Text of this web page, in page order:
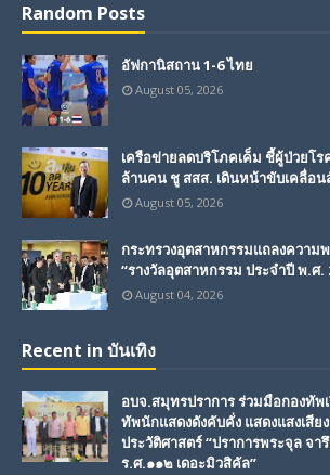
Random Posts
อัฟกานิสถาน 1-6 ไทย
August 05, 2026
เครือข่ายลดบริโภคเค็ม ชี้ผู้ป่วยโร
ล้านคน ชู สสส. เดินหน้าขับเคลื่อน
August 05, 2026
กระทรวงอุตสาหกรรมแถลงความ
“รางวัลอุตสาหกรรม ประจำปี พ.ศ.
August 04, 2026
Recent in บันเทิง
อบจ.สมุทรปราการ ร่วมมือกองทัพ
ทัพนักแสดงดังคับคั่ง แสดงแสงเสีย
ประวัติศาสตร์ “ปราการพระจุล จ
ร.ศ.๑๑๒ เดอะมิวสิคัล”